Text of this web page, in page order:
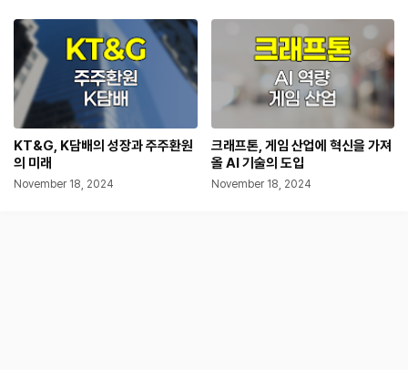
KT&G, K담배의 성장과 주주환원
의 미래
November 18, 2024
크래프톤, 게임 산업에 혁신을 가져
올 AI 기술의 도입
November 18, 2024